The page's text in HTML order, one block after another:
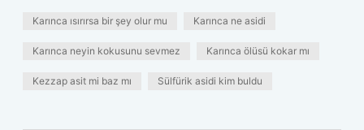
Karınca ısırırsa bir şey olur mu Karınca ne asidi
Karınca neyin kokusunu sevmez Karınca ölüsü kokar mı
Kezzap asit mi baz mı Sülfürik asidi kim buldu